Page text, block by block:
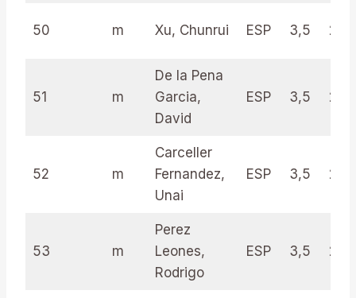
50 m Xu, Chunrui ESP 3,5 24.0
51 m
De la Pena
Garcia,
David
ESP 3,5
52 m
Carceller
Fernandez,
Unai
ESP 3,5
53 m
Perez
Leones,
Rodrigo
ESP 3,5 22.5